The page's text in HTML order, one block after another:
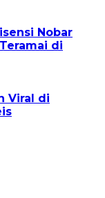
Nobar
di
Viral di